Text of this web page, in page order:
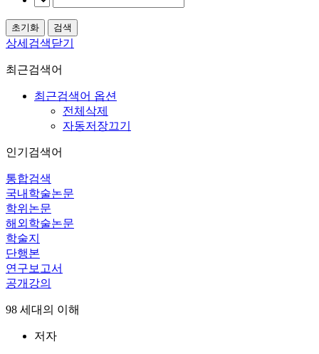
상세검색닫기
최근검색어
최근검색어 옵션
전체삭제
자동저장끄기
인기검색어
통합검색
국내학술논문
학위논문
해외학술논문
학술지
단행본
연구보고서
공개강의
98 세대의 이해
저자